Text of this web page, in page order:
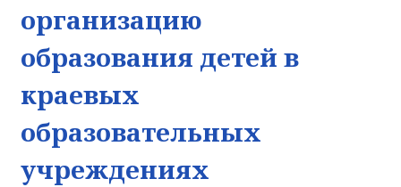
организацию
образования детей в
краевых
образовательных
учреждениях